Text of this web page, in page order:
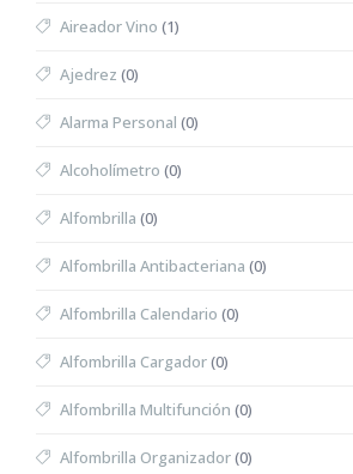
Aireador Vino (1)
Ajedrez (0)
Alarma Personal (0)
Alcoholímetro (0)
Alfombrilla (0)
Alfombrilla Antibacteriana (0)
Alfombrilla Calendario (0)
Alfombrilla Cargador(0)
Alfombrilla Multifunción (0)
Alfombrilla Organizador(0)